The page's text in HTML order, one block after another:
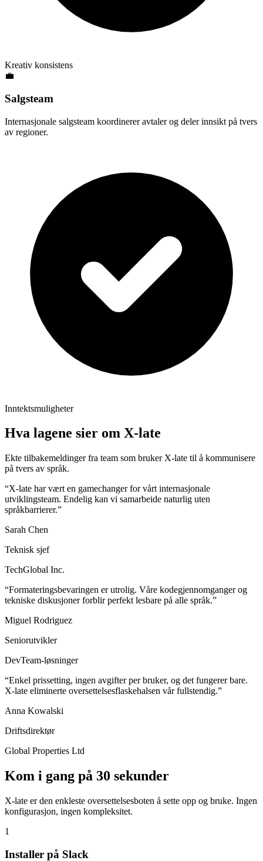
Kreativ konsistens
💼
Salgsteam
Internasjonale salgsteam koordinerer avtaler og deler innsikt på tvers
av regioner.
Inntektsmuligheter
Hva lagene sier om X-late
Ekte tilbakemeldinger fra team som bruker X-late til å kommunisere
på tvers av språk.
“X-late har vært en gamechanger for vårt internasjonale
utviklingsteam. Endelig kan vi samarbeide naturlig uten
språkbarrierer.”
Sarah Chen
Teknisk sjef
TechGlobal Inc.
“Formateringsbevaringen er utrolig. Våre kodegjennomganger og
tekniske diskusjoner forblir perfekt lesbare på alle språk.”
Miguel Rodriguez
Seniorutvikler
DevTeam-løsninger
“Enkel prissetting, ingen avgifter per bruker, og det fungerer bare.
X-late eliminerte oversettelsesflaskehalsen vår fullstendig.”
Anna Kowalski
Driftsdirektør
Global Properties Ltd
Kom i gang på 30 sekunder
X-late er den enkleste oversettelsesboten å sette opp og bruke. Ingen
konfigurasjon, ingen kompleksitet.
1
Installer på Slack